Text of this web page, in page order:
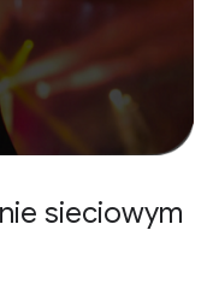
sieciowym